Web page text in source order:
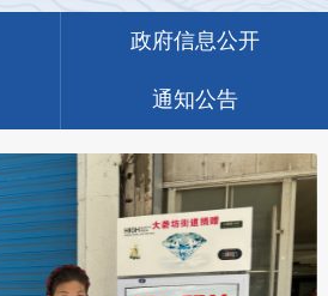
政府信息公开
通知公告